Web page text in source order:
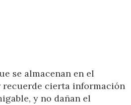
se almacenan en el
cierta información
y no dañan el